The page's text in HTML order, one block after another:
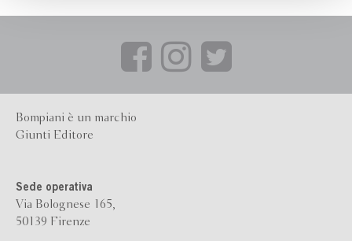
Bompiani è un marchio
Giunti Editore
Sede operativa
Via Bolognese 165,
50139 Firenze